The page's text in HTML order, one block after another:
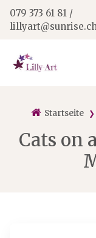
079 373 61 81 /
lillyart@sunrise.ch
Startseite
Cats on